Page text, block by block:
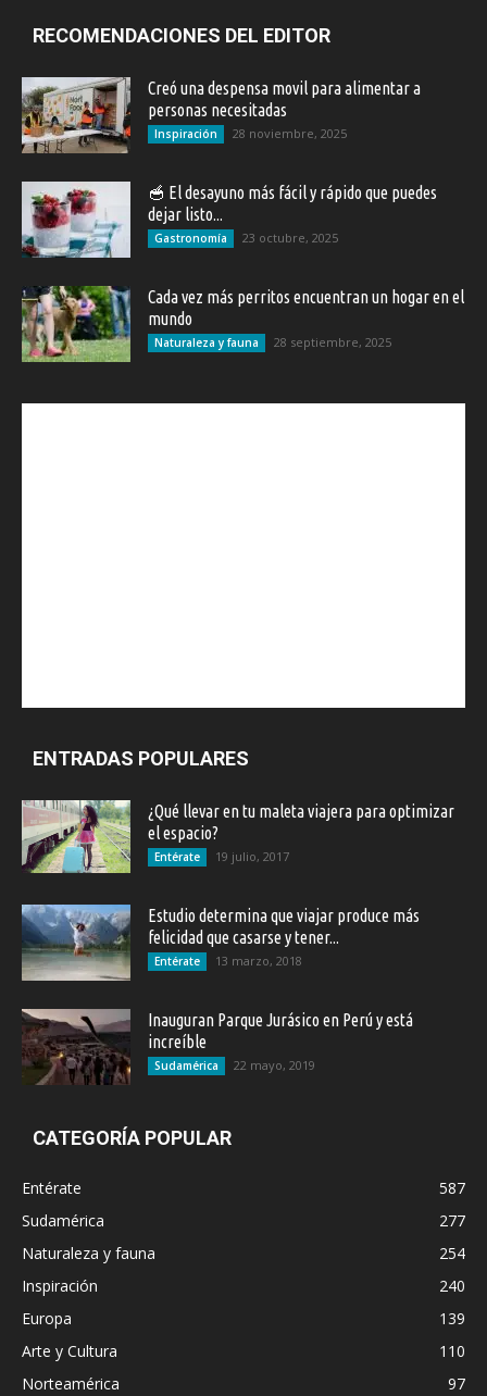
RECOMENDACIONES DEL EDITOR
Creó una despensa movil para alimentar a
personas necesitadas
Inspiración 28 noviembre, 2025
🥣 El desayuno más fácil y rápido que puedes
dejar listo...
Gastronomía 23 octubre, 2025
Cada vez más perritos encuentran un hogar en el
mundo
Naturaleza y fauna 28 septiembre, 2025
ENTRADAS POPULARES
¿Qué llevar en tu maleta viajera para optimizar
el espacio?
Entérate 19 julio, 2017
Estudio determina que viajar produce más
felicidad que casarse y tener...
Entérate 13 marzo, 2018
Inauguran Parque Jurásico en Perú y está
increíble
Sudamérica 22 mayo, 2019
CATEGORÍA POPULAR
Entérate
587
Sudamérica
277
Naturaleza y fauna
254
Inspiración
240
Europa
139
Arte y Cultura
110
Norteamérica
97